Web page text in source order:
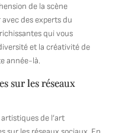
de la scène
des experts du
qui vous
et la créativité de
année-là.
sur les réseaux
de l’art